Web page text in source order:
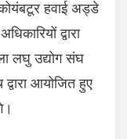
कोयंबटूर हवाई अड्डे
द्वारा
लघु उद्योग संघ
आयोजित हुए